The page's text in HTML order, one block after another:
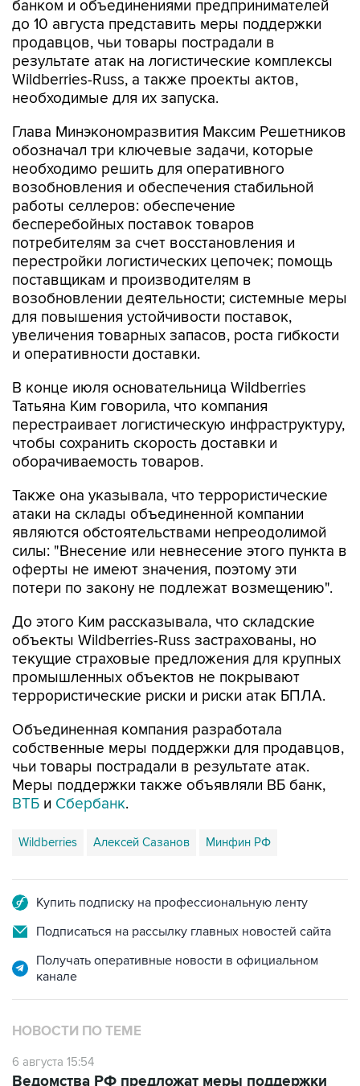
банком и объединениями предпринимателей
до 10 августа представить меры поддержки
продавцов, чьи товары пострадали в
результате атак на логистические комплексы
Wildberries-Russ, а также проекты актов,
необходимые для их запуска.
Глава Минэкономразвития Максим Решетников
обозначал три ключевые задачи, которые
необходимо решить для оперативного
возобновления и обеспечения стабильной
работы селлеров: обеспечение
бесперебойных поставок товаров
потребителям за счет восстановления и
перестройки логистических цепочек; помощь
поставщикам и производителям в
возобновлении деятельности; системные меры
для повышения устойчивости поставок,
увеличения товарных запасов, роста гибкости
и оперативности доставки.
В конце июля основательница Wildberries
Татьяна Ким говорила, что компания
перестраивает логистическую инфраструктуру,
чтобы сохранить скорость доставки и
оборачиваемость товаров.
Также она указывала, что террористические
атаки на склады объединенной компании
являются обстоятельствами непреодолимой
силы: "Внесение или невнесение этого пункта в
оферты не имеют значения, поэтому эти
потери по закону не подлежат возмещению".
До этого Ким рассказывала, что складские
объекты Wildberries-Russ застрахованы, но
текущие страховые предложения для крупных
промышленных объектов не покрывают
террористические риски и риски атак БПЛА.
Объединенная компания разработала
собственные меры поддержки для продавцов,
чьи товары пострадали в результате атак.
Меры поддержки также объявляли ВБ банк,
ВТБ и Сбербанк.
Wildberries Алексей Сазанов Минфин РФ
Купить подписку на профессиональную ленту
Подписаться на рассылку главных новостей сайта
Получать оперативные новости в официальном
канале
НОВОСТИ ПО ТЕМЕ
6 августа 15:54
Ведомства РФ предложат меры поддержки